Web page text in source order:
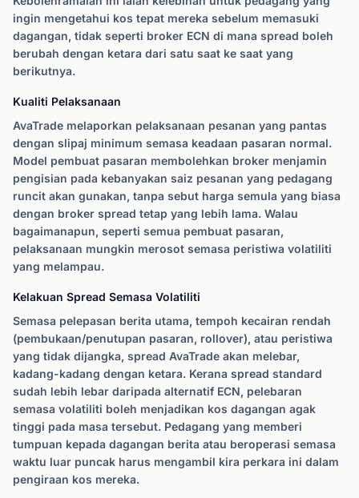
ingin mengetahui kos tepat mereka sebelum memasuki
dagangan, tidak seperti broker ECN di mana spread boleh
berubah dengan ketara dari satu saat ke saat yang
berikutnya.
Kualiti Pelaksanaan
AvaTrade melaporkan pelaksanaan pesanan yang pantas
dengan slipaj minimum semasa keadaan pasaran normal.
Model pembuat pasaran membolehkan broker menjamin
pengisian pada kebanyakan saiz pesanan yang pedagang
runcit akan gunakan, tanpa sebut harga semula yang biasa
dengan broker spread tetap yang lebih lama. Walau
bagaimanapun, seperti semua pembuat pasaran,
pelaksanaan mungkin merosot semasa peristiwa volatiliti
yang melampau.
Kelakuan Spread Semasa Volatiliti
Semasa pelepasan berita utama, tempoh kecairan rendah
(pembukaan/penutupan pasaran, rollover), atau peristiwa
yang tidak dijangka, spread AvaTrade akan melebar,
kadang-kadang dengan ketara. Kerana spread standard
sudah lebih lebar daripada alternatif ECN, pelebaran
semasa volatiliti boleh menjadikan kos dagangan agak
tinggi pada masa tersebut. Pedagang yang memberi
tumpuan kepada dagangan berita atau beroperasi semasa
waktu luar puncak harus mengambil kira perkara ini dalam
pengiraan kos mereka.